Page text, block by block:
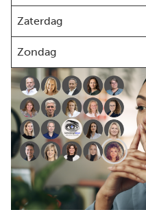
Zaterdag
Zondag